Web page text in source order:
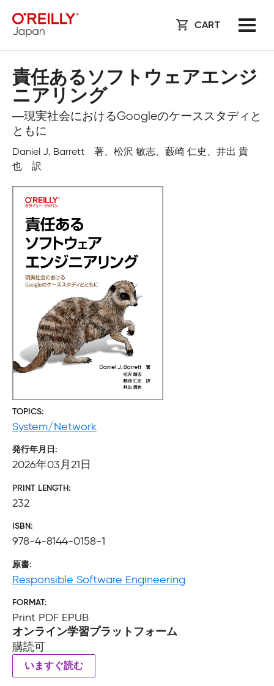
CART
責任あるソフトウェアエンジ
ニアリング
―現実社会におけるGoogleのケーススタディと
ともに
Daniel J. Barrett 著、松沢 敏志、藪崎 仁史、井出 貴
也 訳
TOPICS
System/Network
発行年月日
2026年03月21日
PRINT LENGTH
232
ISBN
978-4-8144-0158-1
原書
Responsible Software Engineering
FORMAT
Print PDF EPUB
オンライン学習プラットフォーム
購読可
いますぐ読む